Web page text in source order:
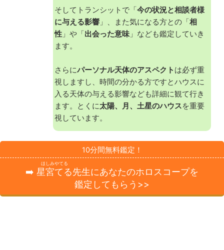
そしてトランシットで「今の状況と相談者様
に与える影響 」、また気になる方との「相
性 」や「出会った意味」なども鑑定していき
ます。
さらにパーソナル天体のアスペクト は必ず重
視しますし、時間の分かる方ですとハウスに
入る天体の与える影響なども詳細に観て行き
ます。とくに太陽、月、土星のハウスを重要
視しています。
10分間無料鑑定！
➡️ 星宮てる
ほしみやてる
先生にあなたのホロスコープを
鑑定してもらう>>